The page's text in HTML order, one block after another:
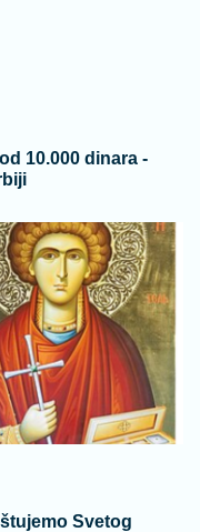
10.000 dinara -
Svetog